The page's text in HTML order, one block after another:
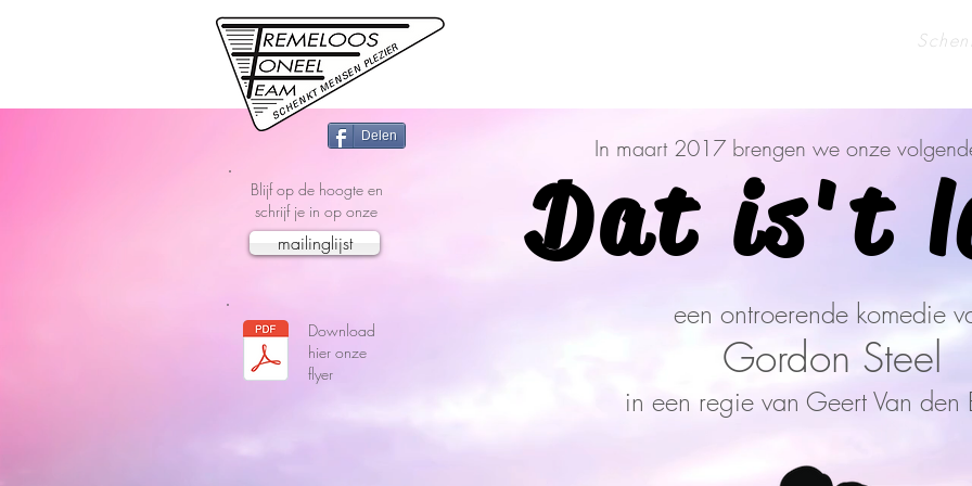
In maart 2017 brengen we onze
Delen
Blijf op de hoogte en
schrijf je in op onze
mailinglijst
In maart 2017 brengen we onze
Dat is't
Download
hier onze
flyer
een ontroerende komedie
Gordon Steel
in een regie van Geert Van den